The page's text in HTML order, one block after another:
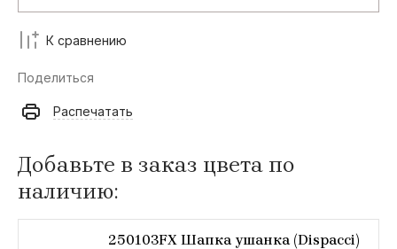
К сравнению
Поделиться
Распечатать
Добавьте в заказ цвета по
наличию:
250103FX Шапка ушанка (Dispacci)